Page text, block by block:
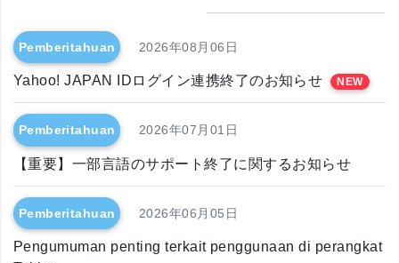
Pemberitahuan 2026年08月06日
Yahoo! JAPAN IDログイン連携終了のお知らせ NEW
Pemberitahuan 2026年07月01日
【重要】一部言語のサポート終了に関するお知らせ
Pemberitahuan 2026年06月05日
Pengumuman penting terkait penggunaan di perangkat